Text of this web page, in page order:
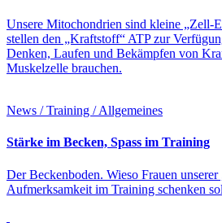
Unsere Mitochondrien sind kleine „Zell-
stellen den „Kraftstoff“ ATP zur
Denken, Laufen und Bekämpfen von
Muskelzelle brauchen.
News / Training / Allgemeines
Stärke im Becken, Spass im Training
Der Beckenboden. Wieso Frauen
Aufmerksamkeit im Training schenken